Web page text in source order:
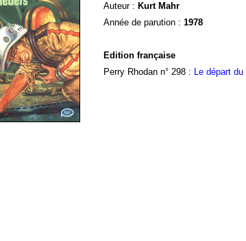
Auteur : Kurt Mahr
Année de parution : 1978
Edition française
Perry Rhodan n° 298 : Le départ